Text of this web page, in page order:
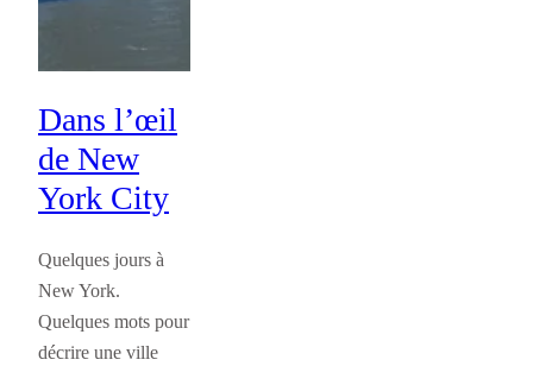
Dans l’œil
de New
York City
Quelques jours à
New York.
Quelques mots pour
décrire une ville